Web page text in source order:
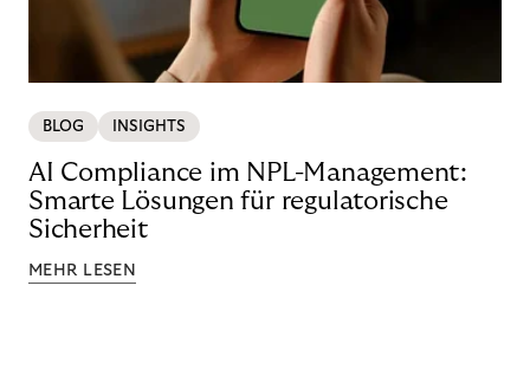
BLOG INSIGHTS
AI Compliance im NPL-Management:
Smarte Lösungen für regulatorische
Sicherheit
MEHR LESEN